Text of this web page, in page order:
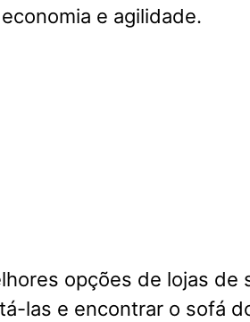
e agilidade.
opções de lojas de
las e encontrar o sofá